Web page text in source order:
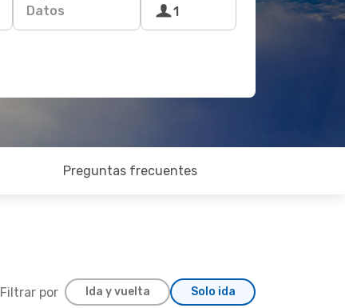
Datos 1
Preguntas frecuentes
Filtrar por Ida y vuelta Solo ida